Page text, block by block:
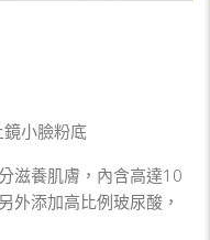
小臉粉底
滋養肌膚，內含高達10
外添加高比例玻尿酸，